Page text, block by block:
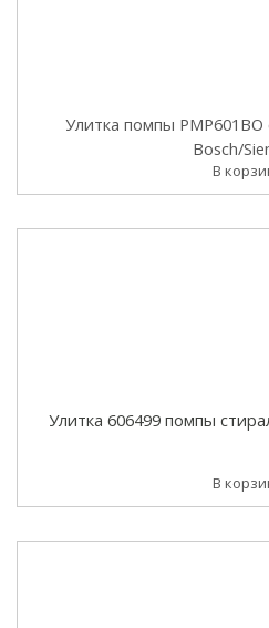
Улитка помпы
Bosch/
В
Улитка 606499 помпы
В